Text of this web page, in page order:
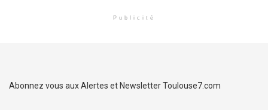
Publicité
Abonnez vous aux Alertes et Newsletter Toulouse7.com